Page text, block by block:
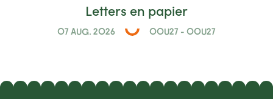
Letters en papier
07 AUG. 2026 00U27 - 00U27